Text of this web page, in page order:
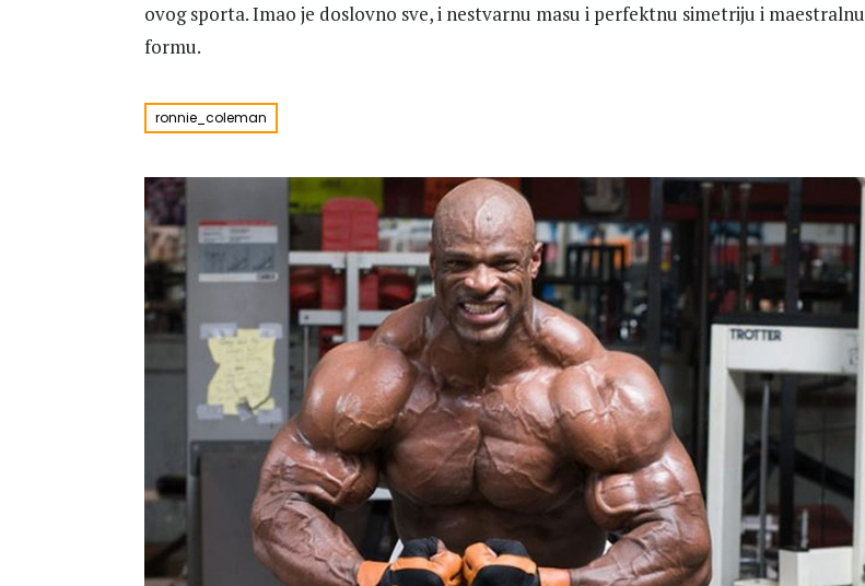
ovog sporta. Imao je doslovno sve, i nestvarnu masu i perfektnu simetriju i maestralnu
formu.
ronnie_coleman